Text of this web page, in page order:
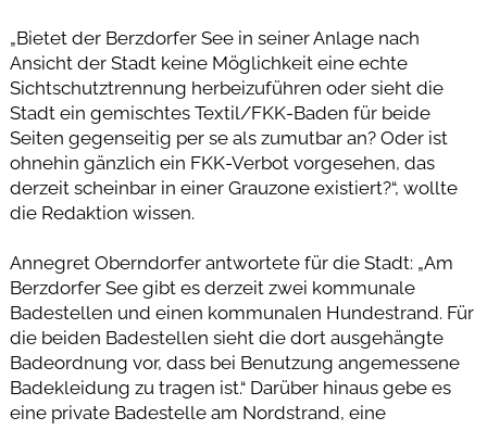
„Bietet der Berzdorfer See in seiner Anlage nach
Ansicht der Stadt keine Möglichkeit eine echte
Sichtschutztrennung herbeizuführen oder sieht die
Stadt ein gemischtes Textil/FKK-Baden für beide
Seiten gegenseitig per se als zumutbar an? Oder ist
ohnehin gänzlich ein FKK-Verbot vorgesehen, das
derzeit scheinbar in einer Grauzone existiert?“, wollte
die Redaktion wissen.
Annegret Oberndorfer antwortete für die Stadt: „Am
Berzdorfer See gibt es derzeit zwei kommunale
Badestellen und einen kommunalen Hundestrand. Für
die beiden Badestellen sieht die dort ausgehängte
Badeordnung vor, dass bei Benutzung angemessene
Badekleidung zu tragen ist.“ Darüber hinaus gebe es
eine private Badestelle am Nordstrand, eine